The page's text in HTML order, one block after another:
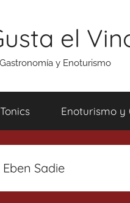
el
y Enoturismo
Enoturismo y
Eben Sadie